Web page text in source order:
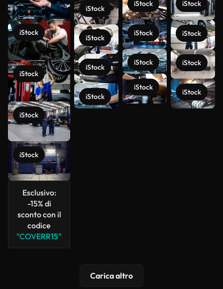
iStock
iStock
iStock
iStock
Esclusivo:
-15% di
sconto con il
codice
"COVERR15"
iStock
iStock
iStock
iStock
iStock
iStock
iStock
iStock
iStock
iStock
iStock
iStock
Carica altro